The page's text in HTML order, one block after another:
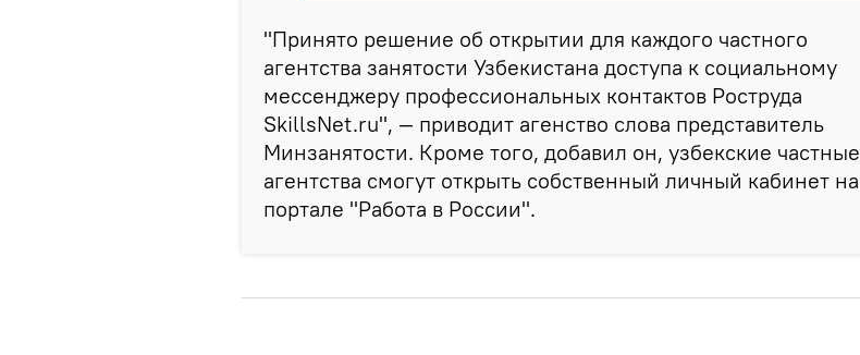
"Принято решение об открытии для каждого частного
агентства занятости Узбекистана доступа к социальному
мессенджеру профессиональных контактов Роструда
SkillsNet.ru", — приводит агенство слова представитель
Минзанятости. Кроме того, добавил он, узбекские частные
агентства смогут открыть собственный личный кабинет на
портале "Работа в России".